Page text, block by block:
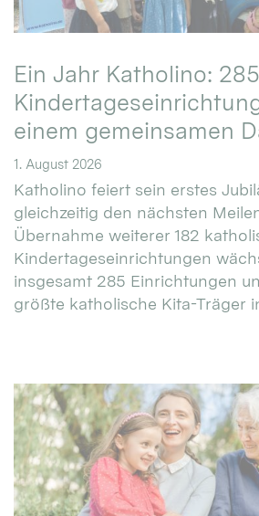
Ein Jahr Katholino: 285
einem gemeinsamen
1. August 2026
Katholino feiert sein erstes
gleichzeitig den nächsten
Übernahme weiterer 182
Kindertageseinrichtungen
insgesamt 285 Einrichtungen
größte katholische Kita-Träger